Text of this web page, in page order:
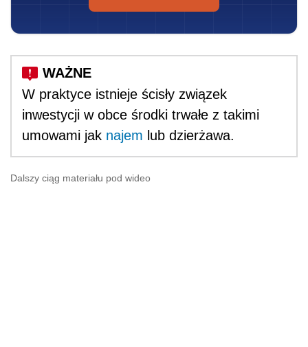
W praktyce istnieje ścisły związek
inwestycji w obce środki trwałe z takimi
umowami jak najem lub dzierżawa.
Dalszy ciąg materiału pod wideo